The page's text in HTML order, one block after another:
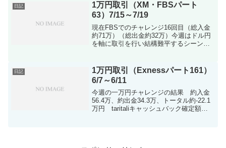
日記
1万円取引（XM・FBSパート
63）7/15～7/19
現在FBSでのチャレンジ16回目（総入金
約71万）（総出金約32万）今週はドル円
を軸に取引を行い結構難平するシーンが
せん。米の指標もそこまで悪くなく利下
げが0.25か0...
日記
1万円取引（Exnessパート161）
6/7～6/11
今週の一万円チャレンジの結果 約入金
56.4万、約出金34.3万、トータル約-22.1
万円 taritaliキャッシュバック確定額